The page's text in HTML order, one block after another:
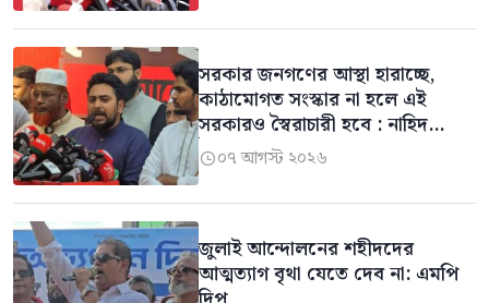
সরকার জনগণের আস্থা হারাচ্ছে,
কাঠামোগত সংস্কার না হলে এই
সরকারও স্বৈরাচারী হবে : নাহিদ
ইসলাম
০৭ আগস্ট ২০২৬
জুলাই আন্দোলনের শহীদদের
আত্মত্যাগ বৃথা যেতে দেব না: এমপি